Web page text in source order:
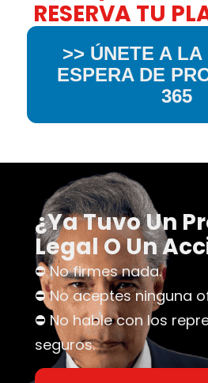
RESERVA TU
>> ÚNETE A LA
ESPERA DE
365
¿Ya Tuvo Un
Legal O Un
⛔ No firmes nada.
⛔ No aceptes ninguna
⛔ No hable con los
seguros.